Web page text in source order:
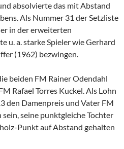
absolvierte das mit Abstand
Als Nummer 31 der Setzliste
in der erweiterten
u. a. starke Spieler wie Gerhard
(1962) bezwingen.
beiden FM Rainer Odendahl
Rafael Torres Kuckel. Als Lohn
den Damenpreis und Vater FM
sein, seine punktgleiche Tochter
Punkt auf Abstand gehalten